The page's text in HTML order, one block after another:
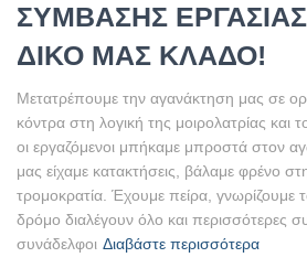
ΣΥΜΒΑΣΗΣ
ΔΙΚΟ ΜΑΣ ΚΛΑΔΟ!
Μετατρέπουμε την αγανάκτηση μας σε
κόντρα στη λογική της μοιρολατρίας
οι εργαζόμενοι μπήκαμε μπροστά στον
μας είχαμε κατακτήσεις, βάλαμε φρένο
τρομοκρατία. Έχουμε πείρα, γνωρίζουμε
δρόμο διαλέγουν όλο και περισσότερες
συνάδελφοι Διαβάστε περισσότερα